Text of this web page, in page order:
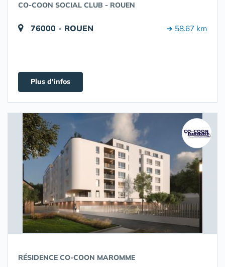
CO-COON SOCIAL CLUB - ROUEN
76000 - ROUEN ➔ 58.67 km
Plus d'infos
RÉSIDENCE CO-COON MAROMME